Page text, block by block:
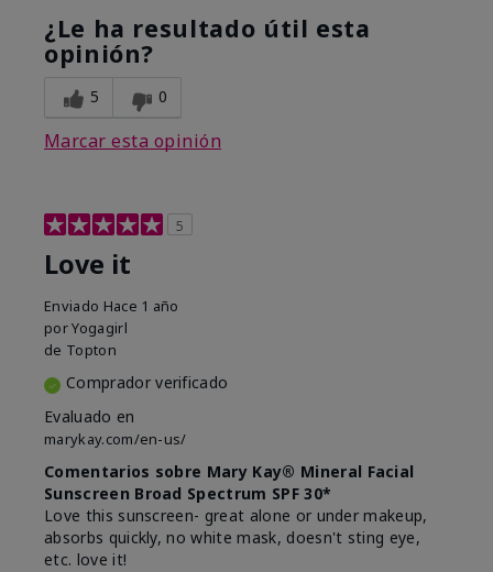
¿Le ha resultado útil esta
opinión?
5 0
Marcar esta opinión
5
Love it
Enviado Hace 1 año
porYogagirl
de Topton
Comprador verificado
Evaluado en
marykay.com/en-us/
Comentarios sobre Mary Kay® Mineral Facial
Sunscreen Broad Spectrum SPF 30*
Love this sunscreen- great alone or under makeup,
absorbs quickly, no white mask, doesn't sting eye,
etc. love it!